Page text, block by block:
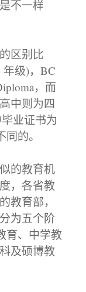
不一样
区别比
级)，BC
，而
中则为四
业证书为
的。
的教育机
，各省教
教育部，
为五个阶
育、中学教
及硕博教